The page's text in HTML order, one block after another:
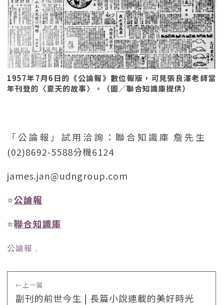
1957年7月6日的《公論報》數位報版，可見張良澤老師當
年刊登的〈夏天的故事〉。（圖／聯合知識庫提供）
「公論報」試用洽詢：聯合知識庫 詹先生
(02)8692-5588分機6124
james.jan@udngroup.com
⭐️公論報
⭐️聯合知識庫
公論報 ﹒
←上一篇
副刊的前世今生 | 長篇小說連載的美好時光